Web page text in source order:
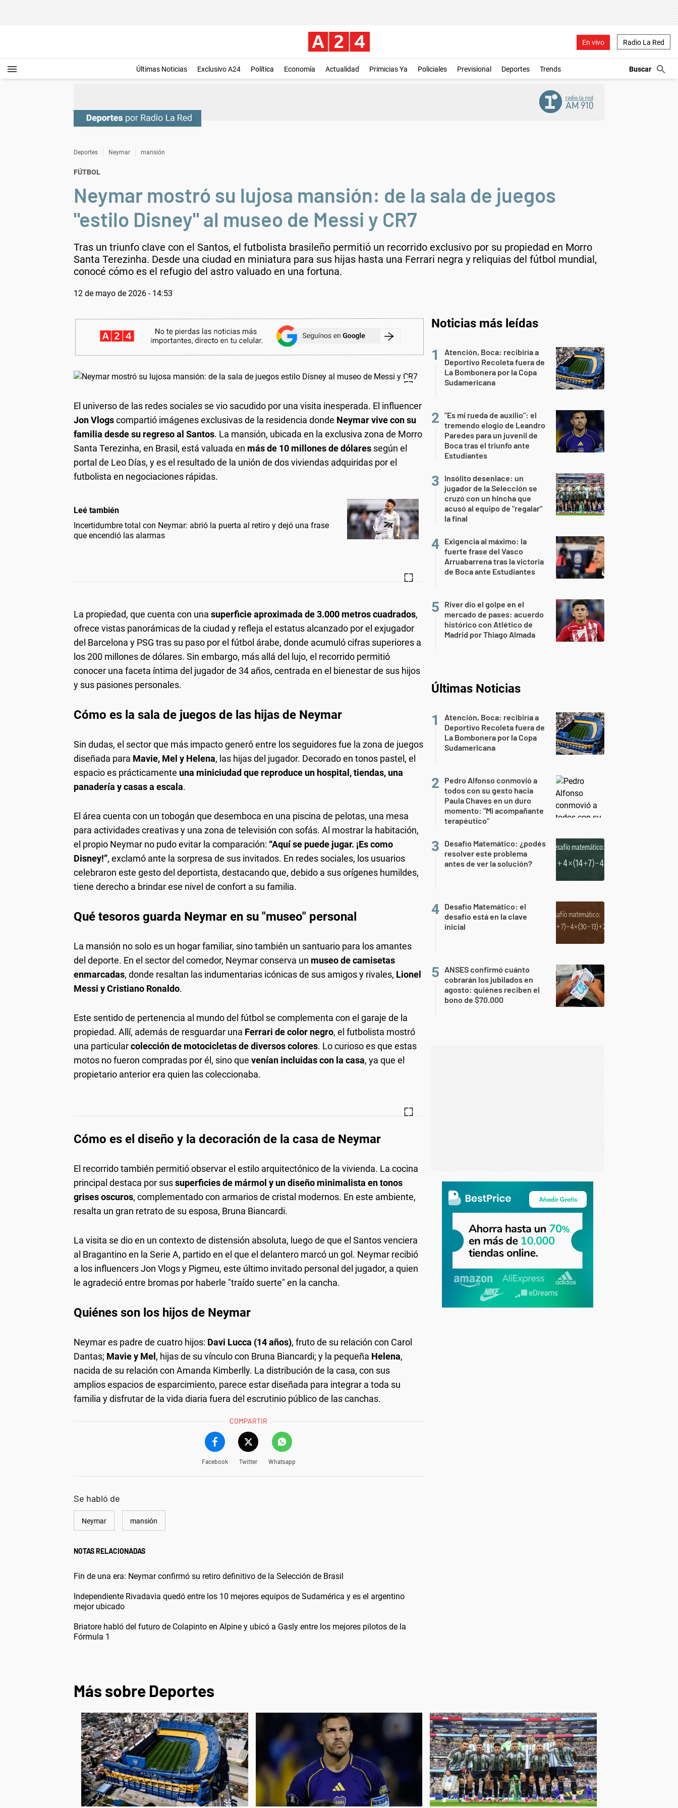
En vivo Radio La Red
Últimas Noticias Exclusivo A24 Política Economía Actualidad Primicias Ya Policiales Previsional Deportes Trends
Deportes Neymar mansión
FÚTBOL
Neymar mostró su lujosa mansión: de la sala de juegos
"estilo Disney" al museo de Messi y CR7
Tras un triunfo clave con el Santos, el futbolista brasileño permitió un recorrido exclusivo por su propiedad en Morro
Santa Terezinha. Desde una ciudad en miniatura para sus hijas hasta una Ferrari negra y reliquias del fútbol mundial,
conocé cómo es el refugio del astro valuado en una fortuna.
12 de mayo de 2026 - 14:53
El universo de las redes sociales se vio sacudido por una visita inesperada. El influencer
Jon Vlogscompartió imágenes exclusivas de la residencia donde Neymar vive con su
familia desde su regreso al Santos. La mansión, ubicada en la exclusiva zona de Morro
Santa Terezinha, en Brasil, está valuada en más de 10 millones de dólares según el
portal de Leo Días, y es el resultado de la unión de dos viviendas adquiridas por el
futbolista en negociaciones rápidas.
Leé también
Incertidumbre total con Neymar: abrió la puerta al retiro y dejó una frase
que encendió las alarmas
La propiedad, que cuenta con una superficie aproximada de 3.000 metros cuadrados,
ofrece vistas panorámicas de la ciudad y refleja el estatus alcanzado por el exjugador
del Barcelona y PSG tras su paso por el fútbol árabe, donde acumuló cifras superiores a
los 200 millones de dólares. Sin embargo, más allá del lujo, el recorrido permitió
conocer una faceta íntima del jugador de 34 años, centrada en el bienestar de sus hijos
y sus pasiones personales.
Cómo es la sala de juegos de las hijas de Neymar
Sin dudas, el sector que más impacto generó entre los seguidores fue la zona de juegos
diseñada para Mavie, Mel y Helena, las hijas del jugador. Decorado en tonos pastel, el
espacio es prácticamente una miniciudad que reproduce un hospital, tiendas, una
panadería y casas a escala.
El área cuenta con un tobogán que desemboca en una piscina de pelotas, una mesa
para actividades creativas y una zona de televisión con sofás. Al mostrar la habitación,
el propio Neymar no pudo evitar la comparación: “Aquí se puede jugar. ¡Es como
Disney!”, exclamó ante la sorpresa de sus invitados. En redes sociales, los usuarios
celebraron este gesto del deportista, destacando que, debido a sus orígenes humildes,
tiene derecho a brindar ese nivel de confort a su familia.
Qué tesoros guarda Neymar en su "museo" personal
La mansión no solo es un hogar familiar, sino también un santuario para los amantes
del deporte. En el sector del comedor, Neymar conserva un museo de camisetas
enmarcadas, donde resaltan las indumentarias icónicas de sus amigos y rivales, Lionel
Messi y Cristiano Ronaldo.
Este sentido de pertenencia al mundo del fútbol se complementa con el garaje de la
propiedad. Allí, además de resguardar una Ferrari de color negro, el futbolista mostró
una particularcolección de motocicletas de diversos colores. Lo curioso es que estas
motos no fueron compradas por él, sino que venían incluidas con la casa, ya que el
propietario anterior era quien las coleccionaba.
Cómo es el diseño y la decoración de la casa de Neymar
El recorrido también permitió observar el estilo arquitectónico de la vivienda. La cocina
principal destaca por sussuperficies de mármol y un diseño minimalista en tonos
grises oscuros, complementado con armarios de cristal modernos. En este ambiente,
resalta un gran retrato de su esposa, Bruna Biancardi.
La visita se dio en un contexto de distensión absoluta, luego de que el Santos venciera
al Bragantino en la Serie A, partido en el que el delantero marcó un gol. Neymar recibió
a los influencers Jon Vlogs y Pigmeu, este último invitado personal del jugador, a quien
le agradeció entre bromas por haberle "traído suerte" en la cancha.
Quiénes son los hijos de Neymar
Neymar es padre de cuatro hijos: Davi Lucca (14 años), fruto de su relación con Carol
Dantas; Mavie y Mel, hijas de su vínculo con Bruna Biancardi; y la pequeña Helena,
nacida de su relación con Amanda Kimberlly. La distribución de la casa, con sus
amplios espacios de esparcimiento, parece estar diseñada para integrar a toda su
familia y disfrutar de la vida diaria fuera del escrutinio público de las canchas.
COMPARTIR
Facebook Twitter Whatsapp
Se habló de
Neymar mansión
NOTAS RELACIONADAS
Fin de una era: Neymar confirmó su retiro definitivo de la Selección de Brasil
Independiente Rivadavia quedó entre los 10 mejores equipos de Sudamérica y es el argentino
mejor ubicado
Briatore habló del futuro de Colapinto en Alpine y ubicó a Gasly entre los mejores pilotos de la
Fórmula 1
Noticias más leídas
Atención, Boca: recibiría a
Deportivo Recoleta fuera de
La Bombonera por la Copa
Sudamericana
"Es mi rueda de auxilio": el
tremendo elogio de Leandro
Paredes para un juvenil de
Boca tras el triunfo ante
Estudiantes
Insólito desenlace: un
jugador de la Selección se
cruzó con un hincha que
acusó al equipo de "regalar"
la final
Exigencia al máximo: la
fuerte frase del Vasco
Arruabarrena tras la victoria
de Boca ante Estudiantes
River dio el golpe en el
mercado de pases: acuerdo
histórico con Atlético de
Madrid por Thiago Almada
Últimas Noticias
Atención, Boca: recibiría a
Deportivo Recoleta fuera de
La Bombonera por la Copa
Sudamericana
Pedro Alfonso conmovió a
todos con su gesto hacia
Paula Chaves en un duro
momento: "Mi acompañante
terapéutico"
Desafío Matemático: ¿podés
resolver este problema
antes de ver la solución?
Desafío Matemático: el
desafío está en la clave
inicial
ANSES confirmó cuánto
cobrarán los jubilados en
agosto: quiénes reciben el
bono de $70.000
Más sobre Deportes